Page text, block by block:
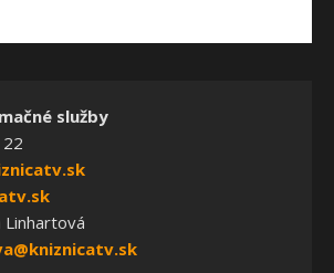
služby
Linhartová